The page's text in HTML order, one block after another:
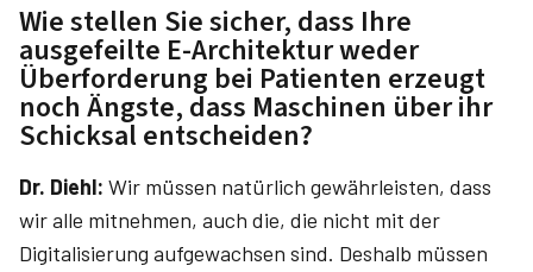
Wie stellen Sie sicher, dass Ihre
ausgefeilte E-Architektur weder
Überforderung bei Patienten erzeugt
noch Ängste, dass Maschinen über ihr
Schicksal entscheiden?
Dr. Diehl: Wir müssen natürlich gewährleis­ten, dass
wir alle mitnehmen, auch die, die nicht mit der
Digitalisierung aufgewachsen sind. Deshalb müssen